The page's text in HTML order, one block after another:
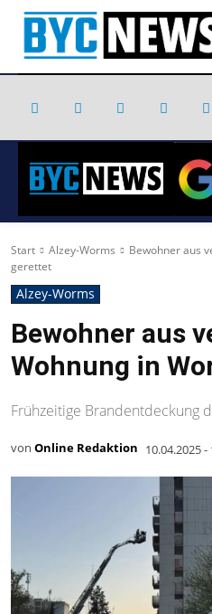
Start Alzey-Worms
Bewohner aus
gerettet
Alzey-Worms
Bewohner aus
Wohnung in
Frühzeitige Brandentdeckung
von Online Redaktion 10.04.2025 -